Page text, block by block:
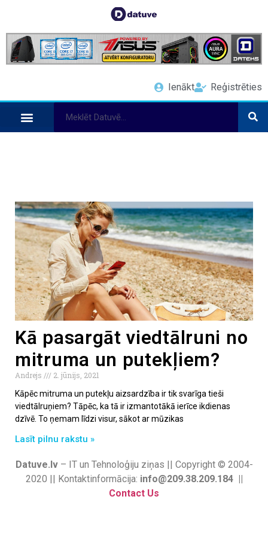
Ienākt Reģistrēties
Kā pasargāt viedtālruni no
mitruma un putekļiem?
Andrejs
2. jūnijs, 2021
Kāpēc mitruma un putekļu aizsardzība ir tik svarīga tieši
viedtālruņiem? Tāpēc, ka tā ir izmantotākā ierīce ikdienas
dzīvē. To ņemam līdzi visur, sākot ar mūzikas
Lasīt pilnu rakstu »
Datuve.lv– IT un Tehnoloģiju ziņas || Copyright © 2004-
2020 || Kontaktinformācija: info@209.38.209.184 ||
Contact Us